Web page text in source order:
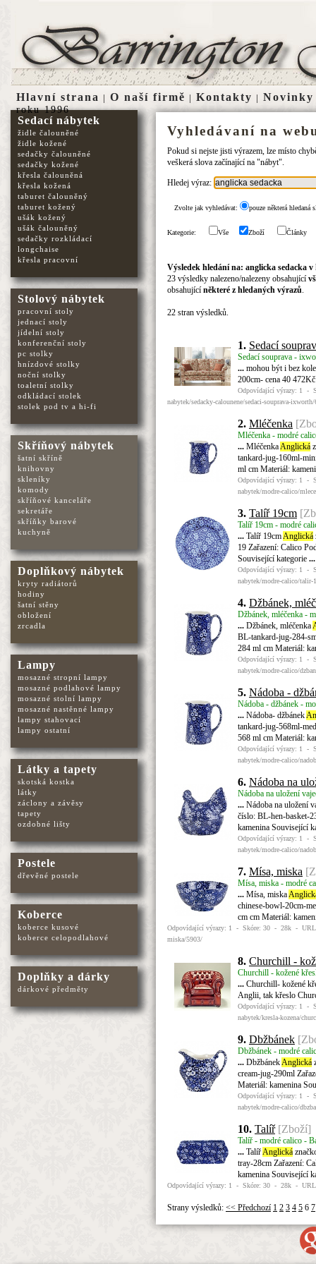
Vyhledávaní na
Pokud si nejste jisti výrazem, lze místo
veškerá slova začínající na "nábyt".
Hledej výraz:
Zvolte jak vyhledávat: pouze některá hledaná
Kategorie: Vše Zboží Články
Výsledek hledání na: anglicka sedacka
23 výsledky nalezeno/nalezeny obsahující
obsahující některé z hledaných výrazů
22 stran výsledků.
1. Sedací
Sedací souprava -
...mohou být i bez
200cm- cena 40
Odpovídající výrazy: 1 -
nabytek/sedacky-calounene/sedaci-souprava-
2. Mléčenka
Mléčenka - modré
...Mléčenka Anglická
tankard-jug-160ml-
ml cm Materiál:
Odpovídající výrazy: 1 -
nabytek/modre-calico/
3. Talíř 19cm
Talíř 19cm - modré
...Talíř 19cm Anglická
19 Zařazení: Calico
Související kategorie ...
Odpovídající výrazy: 1 -
nabytek/modre-calico/talir-
4. Džbánek,
Džbánek, mléčenka -
...Džbánek, mléčenka
BL-tankard-jug-284-
284 ml cm Materiál:
Odpovídající výrazy: 1 -
nabytek/modre-calico/
5. Nádoba -
Nádoba - džbánek -
...Nádoba- džbánek
tankard-jug-568ml-
568 ml cm Materiál:
Odpovídající výrazy: 1 -
nabytek/modre-calico/
6. Nádoba na
Nádoba na uložení
...Nádoba na uložení
číslo: BL-hen-basket-
kamenina Související
Odpovídající výrazy: 1 -
nabytek/modre-calico/
7. Mísa, miska
Mísa, miska - modré
...Mísa, miska
chinese-bowl-20cm-
cm cm Materiál:
Odpovídající výrazy: 1 - Skóre: 30 - 28k - URL:
miska/5903/
8. Churchill -
Churchill - kožené
...Churchill- kožené
Anglii, tak křeslo
Odpovídající výrazy: 1 -
nabytek/kresla-kozena/
9. Dbžbánek
Dbžbánek - modré
...Dbžbánek Anglická
cream-jug-290ml
Materiál: kamenina
Odpovídající výrazy: 1 -
nabytek/modre-calico/
10. Talíř [Zboží]
Talíř - modré calico -
...Talíř Anglická
tray-28cm Zařazení:
kamenina Související
Odpovídající výrazy: 1 - Skóre: 30 - 28k - URL:
Strany výsledků: << Předchozí 1 2 3 4 56 7
Sedací nábytek
židle čalouněné
židle kožené
sedačky čalouněné
sedačky kožené
křesla čalouněná
křesla kožená
taburet čalouněný
taburet kožený
ušák kožený
ušák čalouněný
sedačky rozkládací
longchaise
křesla pracovní
Stolový nábytek
pracovní stoly
jednací stoly
jídelní stoly
konferenční stoly
pc stolky
hnízdové stolky
noční stolky
toaletní stolky
odkládací stolek
stolek pod tv a hi-fi
Skříňový nábytek
šatní skříně
knihovny
skleníky
komody
skříňové kanceláře
sekretáře
skříňky barové
kuchyně
Doplňkový nábytek
kryty radiátorů
hodiny
šatní stěny
obložení
zrcadla
Lampy
mosazné stropní lampy
mosazné podlahové lampy
mosazné stolní lampy
mosazné nastěnné lampy
lampy stahovací
lampy ostatní
Látky a tapety
skotská kostka
látky
záclony a závěsy
tapety
ozdobné lišty
Postele
dřevěné postele
Koberce
koberce kusové
koberce celopodlahové
Doplňky a dárky
dárkové předměty
Hlavní strana | O naší firmě | Kontakty | Novinky
roku 1996